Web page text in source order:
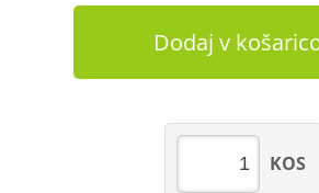
Dodaj v
KOS